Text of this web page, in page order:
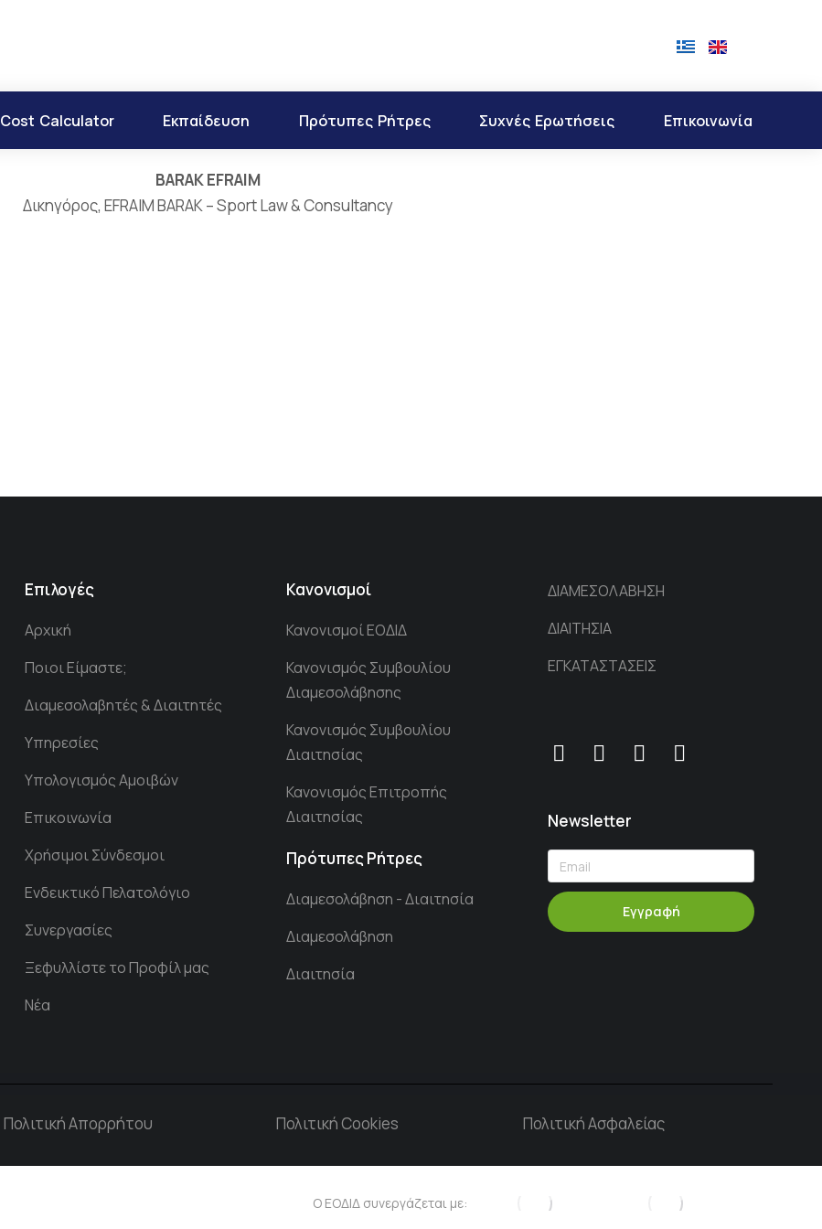
Cost Calculator Εκπαίδευση Πρότυπες Ρήτρες Συχνές Ερωτήσεις Επικοινωνία
BARAK EFRAIM
Δικηγόρος, EFRAIM BARAK – Sport Law & Consultancy
Επιλογές
Αρχική
Ποιοι Είμαστε;
Διαμεσολαβητές & Διαιτητές
Υπηρεσίες
Υπολογισμός Αμοιβών
Επικοινωνία
Χρήσιμοι Σύνδεσμοι
Ενδεικτικό Πελατολόγιο
Συνεργασίες
Ξεφυλλίστε το Προφίλ μας
Νέα
Κανονισμοί
Κανονισμοί ΕΟΔΙΔ
Κανονισμός Συμβουλίου
Διαμεσολάβησης
Κανονισμός Συμβουλίου
Διαιτησίας
Κανονισμός Επιτροπής
Διαιτησίας
Πρότυπες Ρήτρες
Διαμεσολάβηση - Διαιτησία
Διαμεσολάβηση
Διαιτησία
ΔΙΑΜΕΣΟΛΑΒΗΣΗ
ΔΙΑΙΤΗΣΙΑ
ΕΓΚΑΤΑΣΤΑΣΕΙΣ
Newsletter
Εγγραφή
Πολιτική Απορρήτου Πολιτική Cookies Πολιτική Ασφαλείας
Ο ΕΟΔΙΔ συνεργάζεται με: